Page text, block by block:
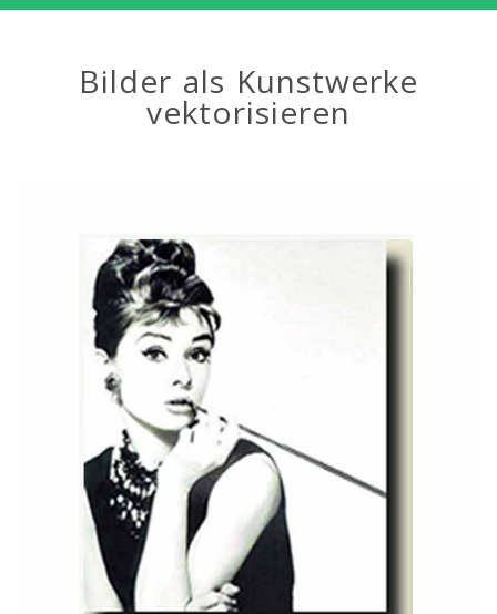
Bilder als Kunstwerke
vektorisieren